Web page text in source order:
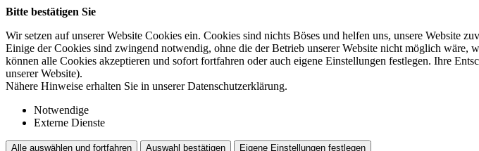
Bitte bestätigen Sie
Wir setzen auf unserer Website Cookies ein. Cookies sind nichts Böses und helfen uns, unsere Website
Einige der Cookies sind zwingend notwendig, ohne die der Betrieb unserer Website nicht möglich wäre,
können alle Cookies akzeptieren und sofort fortfahren oder auch eigene Einstellungen festlegen. Ihre
unserer Website).
Nähere Hinweise erhalten Sie in unserer Datenschutzerklärung.
Notwendige
Externe Dienste
Alle auswählen und fortfahren Auswahl bestätigen Eigene Einstellungen festlegen